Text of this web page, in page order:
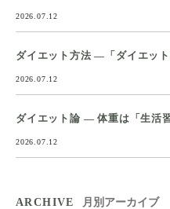
2026.07.12
ダイエット方法 ―「ダイエッ
2026.07.12
ダイエット論 ― 体重は「生活
2026.07.12
ARCHIVE 月別アーカイブ